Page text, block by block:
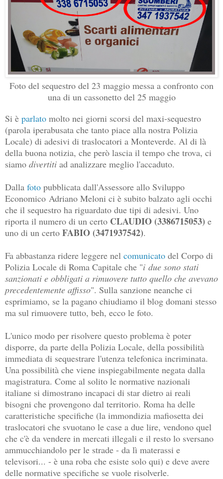
Foto del sequestro del 23 maggio messa a confronto con
una di un cassonetto del 25 maggio
Si è parlato molto nei giorni scorsi del maxi-sequestro
(parola iperabusata che tanto piace alla nostra Polizia
Locale) di adesivi di traslocatori a Monteverde. Al di là
della buona notizia, che però lascia il tempo che trova, ci
siamo divertiti ad analizzare meglio l'accaduto.
Dalla foto pubblicata dall'Assessore allo Sviluppo
Economico Adriano Meloni ci è subito balzato agli occhi
che il sequestro ha riguardato due tipi di adesivi. Uno
riporta il numero di un certo CLAUDIO (3386715053) e
uno di un certo FABIO (3471937542).
Fa abbastanza ridere leggere nel comunicato del Corpo di
Polizia Locale di Roma Capitale che "i due sono stati
sanzionati e obbligati a rimuovere tutto quello che avevano
precedentemente affisso". Sulla sanzione neanche ci
esprimiamo, se la pagano chiudiamo il blog domani stesso
ma sul rimuovere tutto, beh, ecco le foto.
L'unico modo per risolvere questo problema è poter
disporre, da parte della Polizia Locale, della possibilità
immediata di sequestrare l'utenza telefonica incriminata.
Una possibilità che viene inspiegabilmente negata dalla
magistratura. Come al solito le normative nazionali
italiane si dimostrano incapaci di star dietro ai reali
bisogni che provengono dal territorio. Roma ha delle
caratteristiche specifiche (la immondizia mafiosetta dei
traslocatori che svuotano le case a due lire, vendono quel
che c'è da vendere in mercati illegali e il resto lo sversano
ammucchiandolo per le strade - da lì materassi e
televisori... - è una roba che esiste solo qui) e deve avere
delle normative specifiche se vuole risolverle.